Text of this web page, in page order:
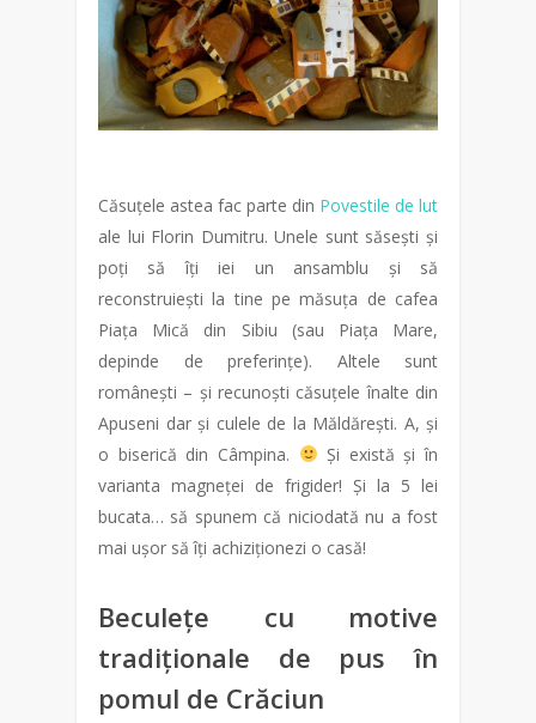
Căsuțele astea fac parte din Povestile de lut
ale lui Florin Dumitru. Unele sunt săsești și
poți să îți iei un ansamblu și să
reconstruiești la tine pe măsuța de cafea
Piața Mică din Sibiu (sau Piața Mare,
depinde de preferințe). Altele sunt
românești – și recunoști căsuțele înalte din
Apuseni dar și culele de la Măldărești. A, și
o biserică din Câmpina.
Și există și în
varianta magneței de frigider! Și la 5 lei
bucata… să spunem că niciodată nu a fost
mai ușor să îți achiziționezi o casă!
Beculețe cu motive
tradiționale de pus în
pomul de Crăciun